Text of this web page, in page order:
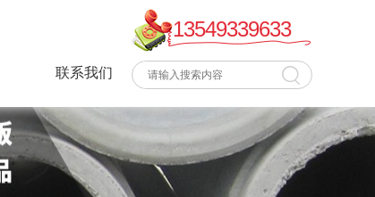
联系我们
13549339633